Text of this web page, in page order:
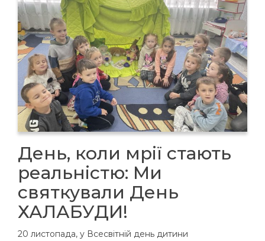
День, коли мрії стають
реальністю: Ми
святкували День
ХАЛАБУДИ!
20 листопада, у Всесвітній день дитини